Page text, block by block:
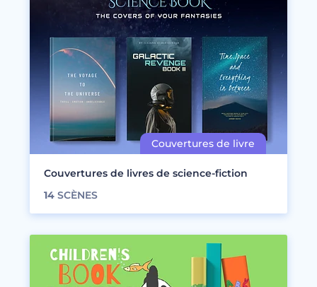
Couvertures de livres de science-fiction
14 SCÈNES